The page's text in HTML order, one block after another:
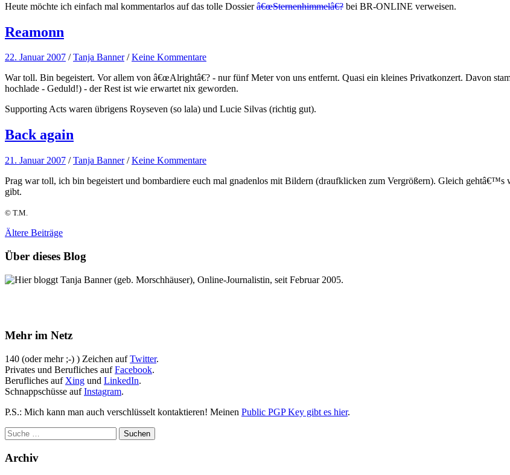
Heute möchte ich einfach mal kommentarlos auf das tolle Dossierâ€œSternenhimmelâ€? bei BR-ONLINE verweisen.
Reamonn
22. Januar 2007 /Tanja Banner /Keine Kommentare
War toll. Bin begeistert. Vor allem von â€œAlrightâ€? - nur fünf Meter von uns entfernt. Quasi ein kleines Privatkonzert. Davon
hochlade - Geduld!) - der Rest ist wie erwartet nix geworden.
Supporting Acts waren übrigens Royseven (so lala) und Lucie Silvas (richtig gut).
Back again
21. Januar 2007 /Tanja Banner /Keine Kommentare
Prag war toll, ich bin begeistert und bombardiere euch mal gnadenlos mit Bildern (draufklicken zum Vergrößern). Gleich
gibt.
© T.M.
Ältere Beiträge
Über dieses Blog
Hier bloggt Tanja Banner (geb. Morschhäuser), Online-Journalistin, seit Februar 2005.
Mehr im Netz
140 (oder mehr ;-) ) Zeichen aufTwitter.
Privates und Berufliches aufFacebook.
Berufliches auf Xing und LinkedIn.
Schnappschüsse aufInstagram.
P.S.: Mich kann man auch verschlüsselt kontaktieren! Meinen Public PGP Key gibt es hier.
Archiv